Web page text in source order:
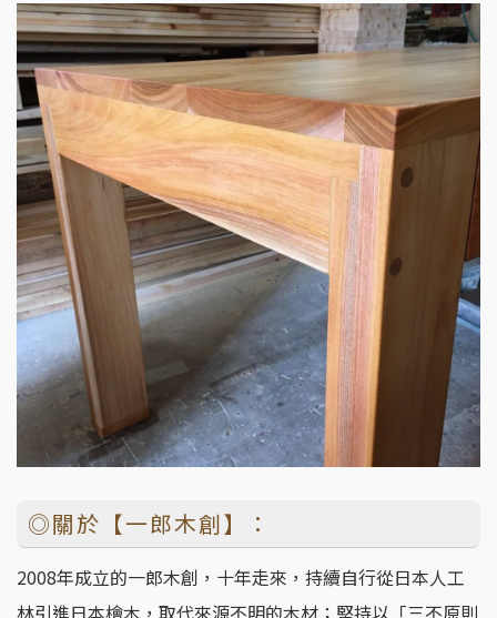
◎關於【一郎木創】：
2008年成立的一郎木創，十年走來，持續自行從日本人工
林引進日本檜木，取代來源不明的木材；堅持以「三不原則